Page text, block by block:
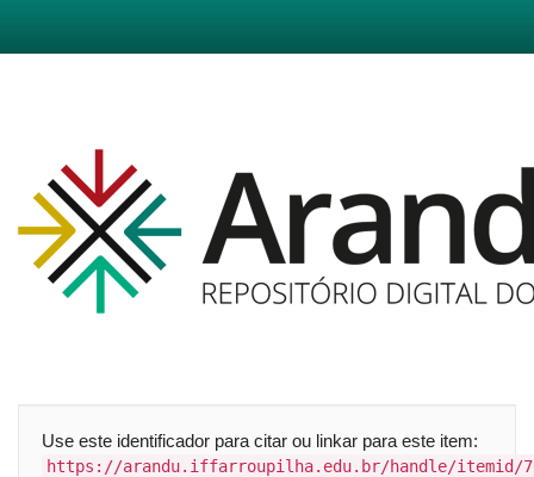
Use este identificador para citar ou linkar para este item:
https://arandu.iffarroupilha.edu.br/handle/itemid/